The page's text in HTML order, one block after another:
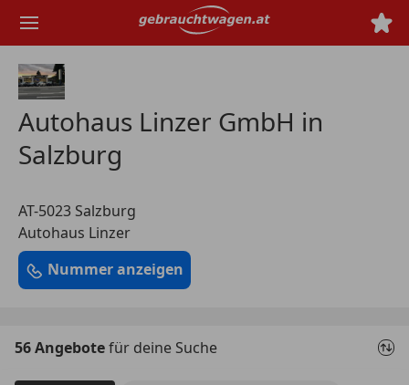
Hauptinhalt
Autohaus Linzer GmbH in
Salzburg
AT-5023 Salzburg
Autohaus Linzer
Nummer anzeigen
56 Angebotefür deine Suche